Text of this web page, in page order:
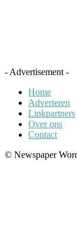
- Advertisement -
Home
Adverteren
Linkpartners
Over ons
Contact
© Newspaper